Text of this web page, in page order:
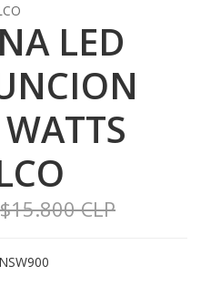
LED
$15.800 CLP